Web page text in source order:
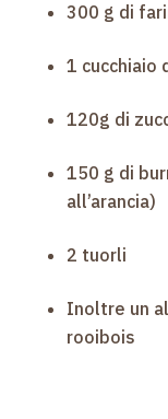
300 g di
1 cucchiaio
120g di
150 g di
all’arancia)
2 tuorli
Inoltre un
rooibois